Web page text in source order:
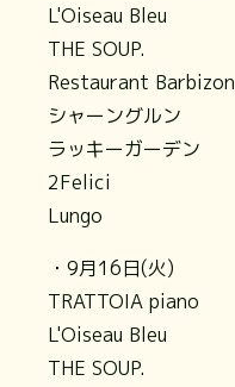
L'Oiseau Bleu
THE SOUP.
Restaurant Barbizon
シャーングルン
ラッキーガーデン
2Felici
Lungo
・9月16日(火)
TRATTOIA piano
L'Oiseau Bleu
THE SOUP.